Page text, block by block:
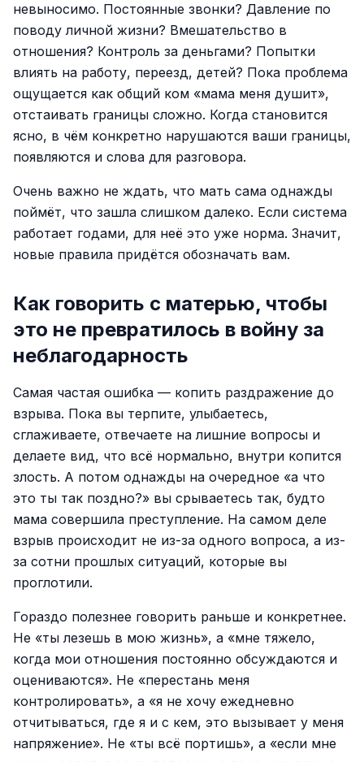
невыносимо. Постоянные звонки? Давление по
поводу личной жизни? Вмешательство в
отношения? Контроль за деньгами? Попытки
влиять на работу, переезд, детей? Пока проблема
ощущается как общий ком «мама меня душит»,
отстаивать границы сложно. Когда становится
ясно, в чём конкретно нарушаются ваши границы,
появляются и слова для разговора.
Очень важно не ждать, что мать сама однажды
поймёт, что зашла слишком далеко. Если система
работает годами, для неё это уже норма. Значит,
новые правила придётся обозначать вам.
Как говорить с матерью, чтобы
это не превратилось в войну за
неблагодарность
Самая частая ошибка — копить раздражение до
взрыва. Пока вы терпите, улыбаетесь,
сглаживаете, отвечаете на лишние вопросы и
делаете вид, что всё нормально, внутри копится
злость. А потом однажды на очередное «а что
это ты так поздно?» вы срываетесь так, будто
мама совершила преступление. На самом деле
взрыв происходит не из-за одного вопроса, а из-
за сотни прошлых ситуаций, которые вы
проглотили.
Гораздо полезнее говорить раньше и конкретнее.
Не «ты лезешь в мою жизнь», а «мне тяжело,
когда мои отношения постоянно обсуждаются и
оцениваются». Не «перестань меня
контролировать», а «я не хочу ежедневно
отчитываться, где я и с кем, это вызывает у меня
напряжение». Не «ты всё портишь», а «если мне